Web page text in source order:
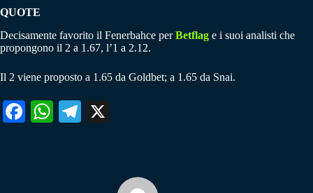
QUOTE
Decisamente favorito il Fenerbahce perBetflag e i suoi analisti che
propongono il 2 a 1.67, l’1 a 2.12.
Il 2 viene proposto a 1.65 da Goldbet; a 1.65 da Snai.
Fa W
Te